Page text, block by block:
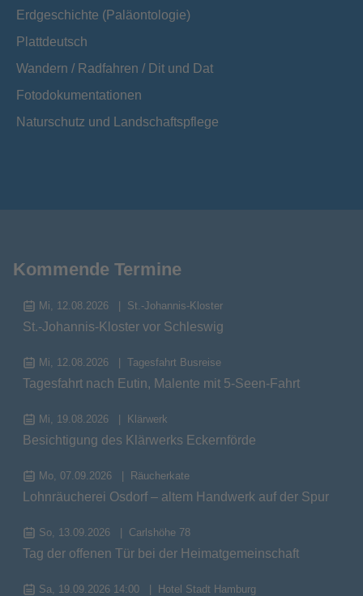
Erdgeschichte (Paläontologie)
Plattdeutsch
Wandern / Radfahren / Dit und Dat
Fotodokumentationen
Naturschutz und Landschaftspflege
Kommende Termine
Mi, 12.08.2026 St.-Johannis-Kloster
St.-Johannis-Kloster vor Schleswig
Mi, 12.08.2026 Tagesfahrt Busreise
Tagesfahrt nach Eutin, Malente mit 5-Seen-Fahrt
Mi, 19.08.2026 Klärwerk
Besichtigung des Klärwerks Eckernförde
Mo, 07.09.2026 Räucherkate
Lohnräucherei Osdorf – altem Handwerk auf der Spur
So, 13.09.2026 Carlshöhe 78
Tag der offenen Tür bei der Heimatgemeinschaft
Sa, 19.09.2026 14:00 Hotel Stadt Hamburg